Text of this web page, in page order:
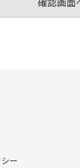
ー